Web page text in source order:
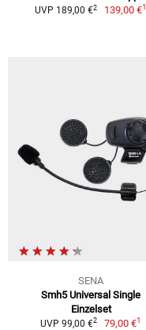
UVP 189,00 €2 139,00 €1
SENA
Smh5 Universal Single
Einzelset
UVP 99,00 €2 79,00 €1